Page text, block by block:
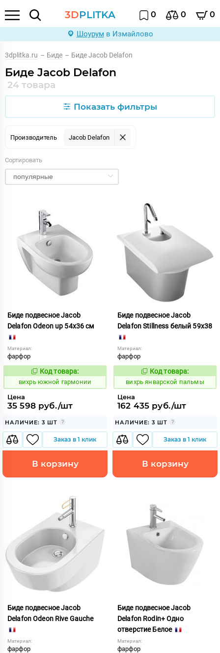
3DPLITKA 0 0 0
Шоурум в Измайлово
3dplitka.ru – Биде – Биде Jacob Delafon
Биде Jacob Delafon
24 товара
Показать фильтры
Производитель Jacob Delafon
Сортировать
Биде подвесное Jacob
Delafon Odeon up 54х36 см
Материал:
фарфор
Код:
171391
Код товара:
вихрь южной гармонии
Цена
35 598 руб./шт
НАЛИЧИЕ: 3 ШТ
Заказ в 1 клик
В корзину
Биде подвесное Jacob
Delafon Stillness белый 59х38
Материал:
фарфор
Код:
171567
Код товара:
вихрь январской пальмы
Цена
162 435 руб./шт
НАЛИЧИЕ: 3 ШТ
Заказ в 1 клик
В корзину
Биде подвесное Jacob
Delafon Odeon Rive Gauche
Материал:
фарфор
Биде подвесное Jacob
Delafon Rodin+ Одно
отверстие Белое
Материал:
фарфор